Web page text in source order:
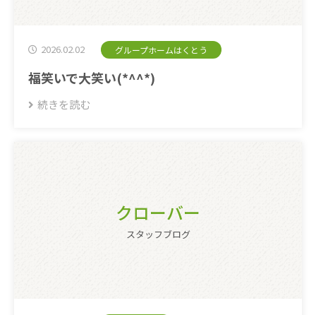
2026.02.02 グループホームはくとう
福笑いで大笑い(*^^*)
続きを読む
クローバー
スタッフブログ